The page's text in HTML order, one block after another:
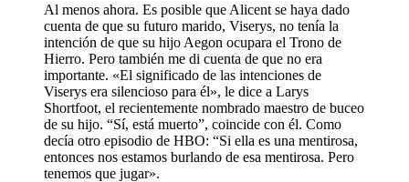
Al menos ahora. Es posible que Alicent se haya dado
cuenta de que su futuro marido, Viserys, no tenía la
intención de que su hijo Aegon ocupara el Trono de
Hierro. Pero también me di cuenta de que no era
importante. «El significado de las intenciones de
Viserys era silencioso para él», le dice a Larys
Shortfoot, el recientemente nombrado maestro de buceo
de su hijo. “Sí, está muerto”, coincide con él. Como
decía otro episodio de HBO: “Si ella es una mentirosa,
entonces nos estamos burlando de esa mentirosa. Pero
tenemos que jugar».